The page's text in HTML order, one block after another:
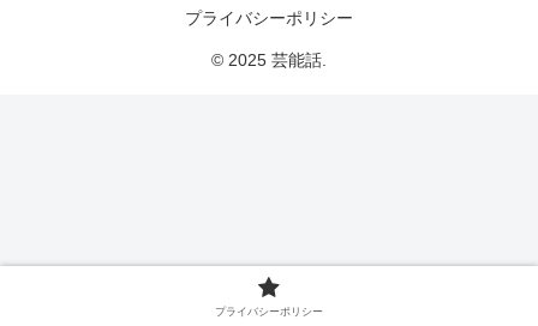
プライバシーポリシー
© 2025 芸能話.
プライバシーポリシー